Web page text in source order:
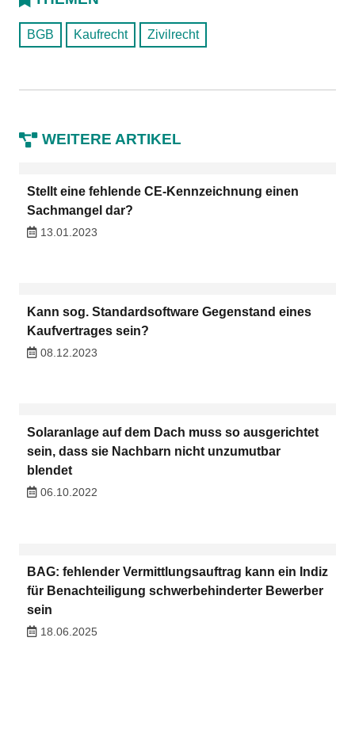
BGB Kaufrecht Zivilrecht
WEITERE ARTIKEL
Stellt eine fehlende CE-Kennzeichnung einen
Sachmangel dar?
13.01.2023
Kann sog. Standardsoftware Gegenstand eines
Kaufvertrages sein?
08.12.2023
Solaranlage auf dem Dach muss so ausgerichtet
sein, dass sie Nachbarn nicht unzumutbar
blendet
06.10.2022
BAG: fehlender Vermittlungsauftrag kann ein Indiz
für Benachteiligung schwerbehinderter Bewerber
sein
18.06.2025